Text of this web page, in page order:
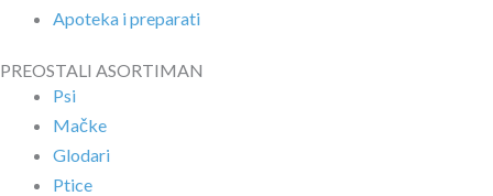
Apoteka i preparati
PREOSTALI ASORTIMAN
Psi
Mačke
Glodari
Ptice